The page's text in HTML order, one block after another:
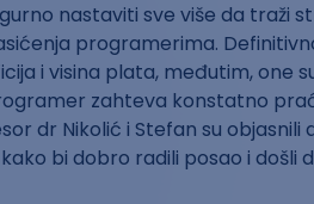
nastaviti sve više da traži
programerima.
i visina plata, međutim, one
zahteva konstatno
dr Nikolić i Stefan su
bi dobro radili posao i došli